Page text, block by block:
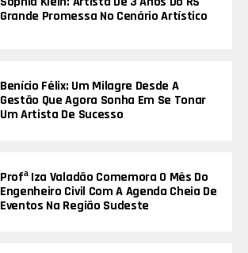
Grande Promessa No Cenário Artístico
Benício Félix: Um Milagre Desde A
Gestão Que Agora Sonha Em Se Tonar
Um Artista De Sucesso
Profª Iza Valadão Comemora O Mês Do
Engenheiro Civil Com A Agenda Cheia De
Eventos Na Região Sudeste